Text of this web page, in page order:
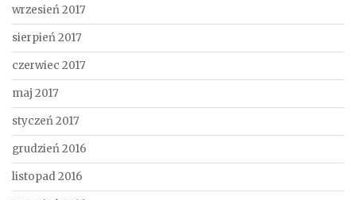
wrzesień 2017
sierpień 2017
czerwiec 2017
maj 2017
styczeń 2017
grudzień 2016
listopad 2016